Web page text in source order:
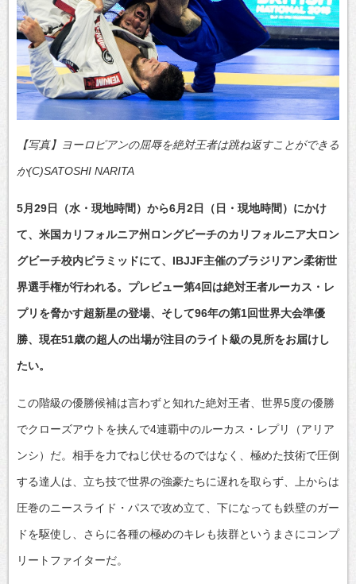
【写真】ヨーロピアンの屈辱を絶対王者は跳ね返すことができる
か(C)SATOSHI NARITA
5月29日（水・現地時間）から6月2日（日・現地時間）にかけ
て、米国カリフォルニア州ロングビーチのカリフォルニア大ロン
グビーチ校内ピラミッドにて、IBJJF主催のブラジリアン柔術世
界選手権が行われる。プレビュー第4回は絶対王者ルーカス・レ
プリを脅かす超新星の登場、そして96年の第1回世界大会準優
勝、現在51歳の超人の出場が注目のライト級の見所をお届けし
たい。
この階級の優勝候補は言わずと知れた絶対王者、世界5度の優勝
でクローズアウトを挟んで4連覇中のルーカス・レプリ（アリア
ンシ）だ。相手を力でねじ伏せるのではなく、極めた技術で圧倒
する達人は、立ち技で世界の強豪たちに遅れを取らず、上からは
圧巻のニースライド・パスで攻め立て、下になっても鉄壁のガー
ドを駆使し、さらに各種の極めのキレも抜群というまさにコンプ
リートファイターだ。